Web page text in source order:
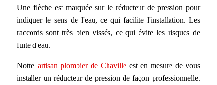
Une flèche est marquée sur le réducteur de pression pour
indiquer le sens de l'eau, ce qui facilite l'installation. Les
raccords sont très bien vissés, ce qui évite les risques de
fuite d'eau.
Notre artisan plombier de Chavilleest en mesure de vous
installer un réducteur de pression de façon professionnelle.